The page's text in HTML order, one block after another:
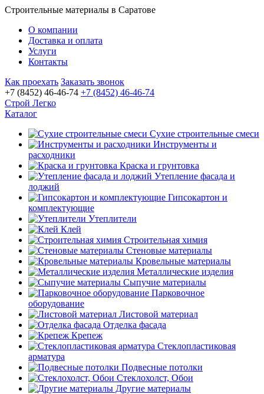
Строительные материалы в Саратове
О компании
Доставка и оплата
Услуги
Контакты
Как проехать Заказать звонок
+7 (8452) 46-46-74 +7 (8452) 46-46-74
Строй Легко
Каталог
Сухие строительные смеси
Инструменты и
расходники
Краска и грунтовка
Утепление фасада и
лоджий
Гипсокартон и
комплектующие
Утеплители
Клей
Строительная химия
Стеновые материалы
Кровельные материалы
Металлические изделия
Сыпучие материалы
Парковочное
оборудование
Листовой материал
Отделка фасада
Крепеж
Стеклопластиковая
арматура
Подвесные потолки
Стеклохолст, Обои
Другие материалы